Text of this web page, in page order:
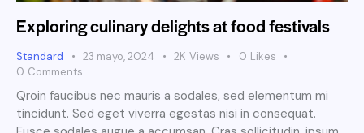
Exploring culinary delights at food festivals
Standard 23 mayo, 2024 2K Views 0 Likes
0 Comments
Qroin faucibus nec mauris a sodales, sed elementum mi
tincidunt. Sed eget viverra egestas nisi in consequat.